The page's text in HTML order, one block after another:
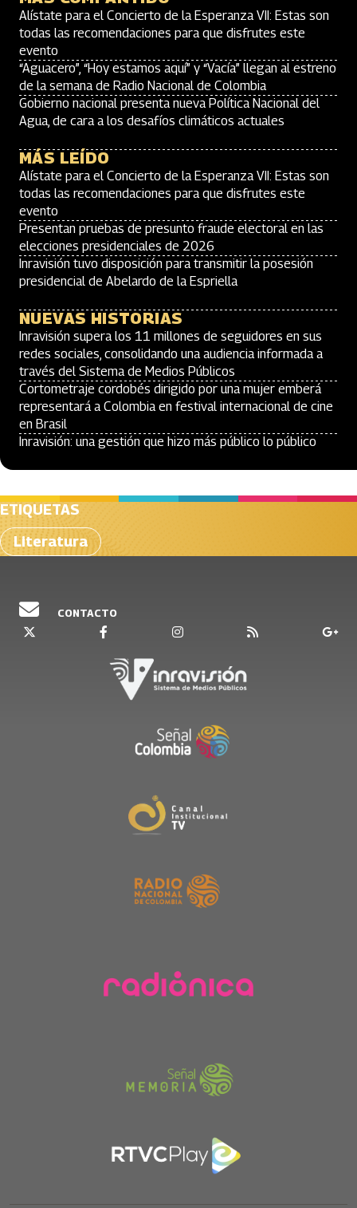
Alístate para el Concierto de la Esperanza VII: Estas son
todas las recomendaciones para que disfrutes este
evento
“Aguacero”, “Hoy estamos aquí” y “Vacía” llegan al estreno
de la semana de Radio Nacional de Colombia
Gobierno nacional presenta nueva Política Nacional del
Agua, de cara a los desafíos climáticos actuales
MÁS LEÍDO
Alístate para el Concierto de la Esperanza VII: Estas son
todas las recomendaciones para que disfrutes este
evento
Presentan pruebas de presunto fraude electoral en las
elecciones presidenciales de 2026
Inravisión tuvo disposición para transmitir la posesión
presidencial de Abelardo de la Espriella
NUEVAS HISTORIAS
Inravisión supera los 11 millones de seguidores en sus
redes sociales, consolidando una audiencia informada a
través del Sistema de Medios Públicos
Cortometraje cordobés dirigido por una mujer emberá
representará a Colombia en festival internacional de cine
en Brasil
Inravisión: una gestión que hizo más público lo público
ETIQUETAS
Literatura
CONTACTO